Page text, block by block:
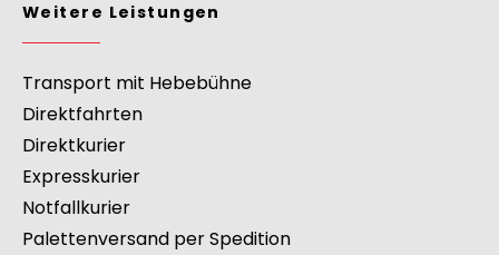
Weitere Leistungen
Transport mit Hebebühne
Direktfahrten
Direktkurier
Expresskurier
Notfallkurier
Palettenversand per Spedition